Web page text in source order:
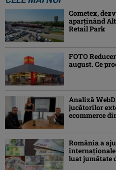
Cometex,
aparținând
Retail Park
FOTO
august. Ce
Analiză
jucătorilor
ecommerce
România a
luat jumătate